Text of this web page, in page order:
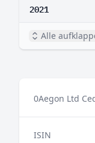
2021
Alle
0Aegon Ltd
ISIN